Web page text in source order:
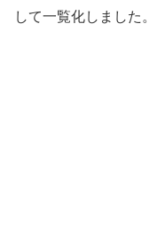
して一覧化しました。